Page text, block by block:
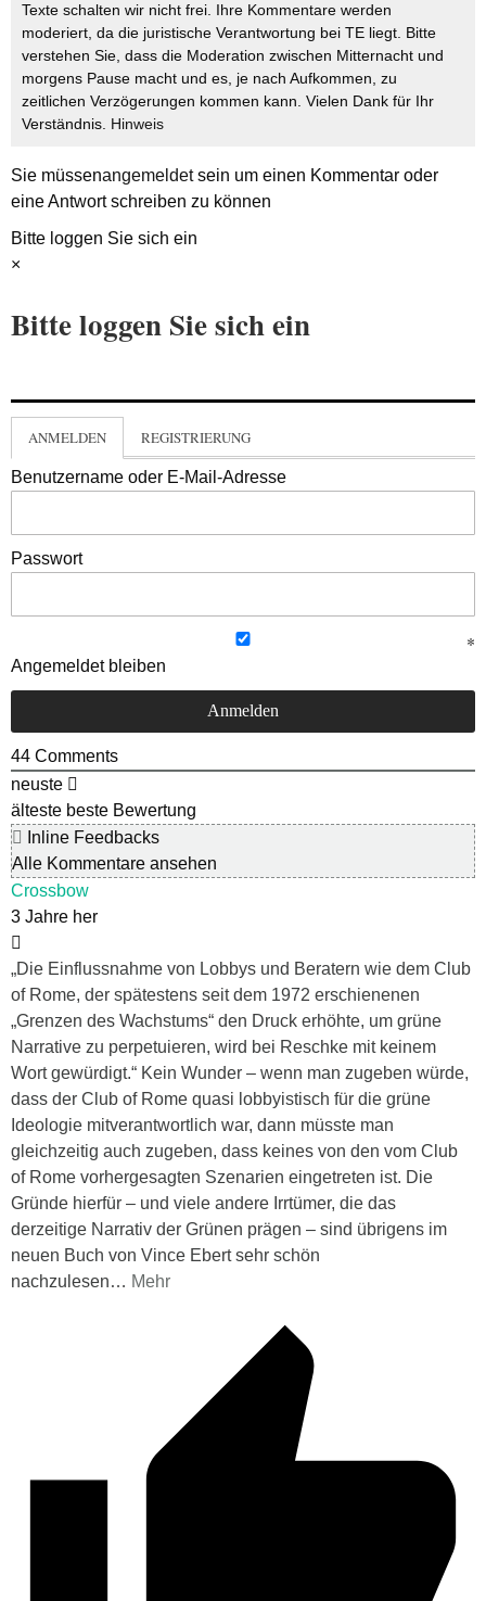
Texte schalten wir nicht frei. Ihre Kommentare werden
moderiert, da die juristische Verantwortung bei TE liegt. Bitte
verstehen Sie, dass die Moderation zwischen Mitternacht und
morgens Pause macht und es, je nach Aufkommen, zu
zeitlichen Verzögerungen kommen kann. Vielen Dank für Ihr
Verständnis. Hinweis
Sie müssenangemeldetsein um einen Kommentar oder
eine Antwort schreiben zu können
Bitte loggen Sie sich ein
×
Bitte loggen Sie sich ein
ANMELDEN REGISTRIERUNG
Benutzername oder E-Mail-Adresse
Passwort
Angemeldet bleiben
44 Comments
neuste
älteste beste Bewertung
Inline Feedbacks
Alle Kommentare ansehen
Crossbow
3 Jahre her
„Die Einflussnahme von Lobbys und Beratern wie dem Club
of Rome, der spätestens seit dem 1972 erschienenen
„Grenzen des Wachstums“ den Druck erhöhte, um grüne
Narrative zu perpetuieren, wird bei Reschke mit keinem
Wort gewürdigt.“ Kein Wunder – wenn man zugeben würde,
dass der Club of Rome quasi lobbyistisch für die grüne
Ideologie mitverantwortlich war, dann müsste man
gleichzeitig auch zugeben, dass keines von den vom Club
of Rome vorhergesagten Szenarien eingetreten ist. Die
Gründe hierfür – und viele andere Irrtümer, die das
derzeitige Narrativ der Grünen prägen – sind übrigens im
neuen Buch von Vince Ebert sehr schön
nachzulesen… Mehr